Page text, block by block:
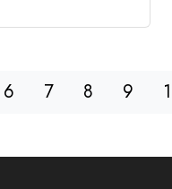
6 7 8 9